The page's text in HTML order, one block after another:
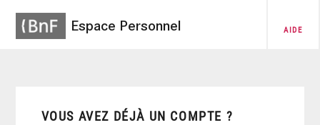
Espace Personnel AIDE
VOUS AVEZ DÉJÀ UN COMPTE ?